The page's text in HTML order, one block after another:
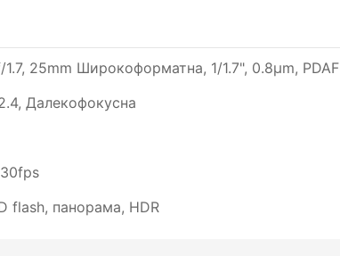
1.7, 25mm Широкоформатна, 1/1.7", 0.8µm, PDAF
Далекофокусна
flash, панорама, HDR